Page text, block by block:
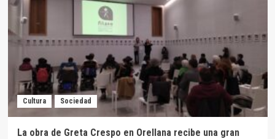
de
Aguas
Abiertas de
Natación
Cultura Sociedad
La obra de Greta Crespo en Orellana recibe una gran